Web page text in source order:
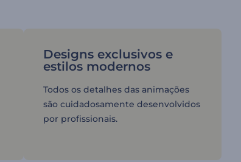
Designs exclusivos e
estilos modernos
Todos os detalhes das animações
são cuidadosamente desenvolvidos
por profissionais.